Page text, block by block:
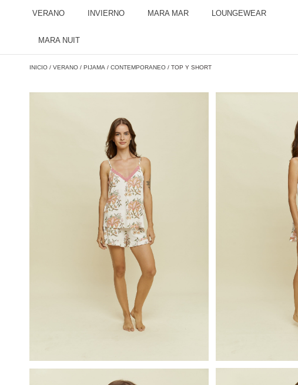
VERANO INVIERNO MARA MAR LOUNGEWEAR
MARA NUIT
INICIO / VERANO / PIJAMA / CONTEMPORANEO / TOP Y SHORT